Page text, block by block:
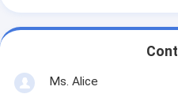
Ms. Alice